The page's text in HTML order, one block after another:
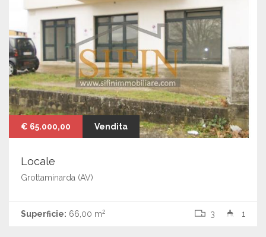
€ 65.000,00 Vendita
Locale
Grottaminarda (AV)
Superficie: 66,00 m2 3 1